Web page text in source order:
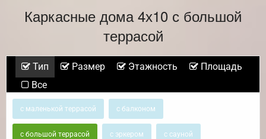
Каркасные дома 4х10 с большой
террасой
Тип Размер Этажность
Площадь
Все
с маленькой террасой с балконом
с большой террасой с эркером с сауной